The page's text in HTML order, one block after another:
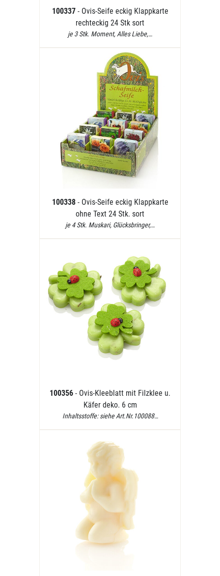
100337 - Ovis-Seife eckig Klappkarte
rechteckig 24 Stk sort
je 3 Stk. Moment, Alles Liebe,…
100338 - Ovis-Seife eckig Klappkarte
ohne Text 24 Stk. sort
je 4 Stk. Muskari, Glücksbringer,…
100356 - Ovis-Kleeblatt mit Filzklee u.
Käfer deko. 6 cm
Inhaltsstoffe: siehe Art.Nr.100088…